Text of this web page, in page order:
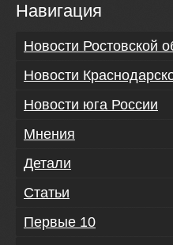
Навигация
Новости Ростовской
Новости
Новости юга России
Мнения
Детали
Статьи
Первые 10